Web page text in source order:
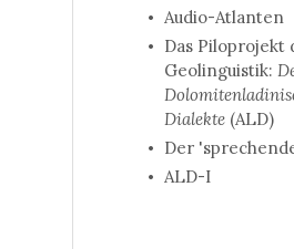
Audio-Atlanten
Das Piloprojekt
Geolinguistik:
Dialekte(ALD)
Der
ALD-I